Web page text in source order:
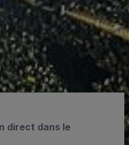
direct dans le